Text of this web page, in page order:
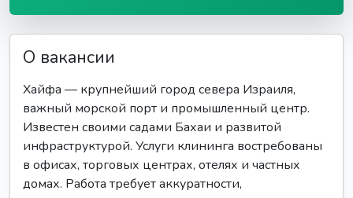
О вакансии
Хайфа — крупнейший город севера Израиля,
важный морской порт и промышленный центр.
Известен своими садами Бахаи и развитой
инфраструктурой. Услуги клининга востребованы
в офисах, торговых центрах, отелях и частных
домах. Работа требует аккуратности,